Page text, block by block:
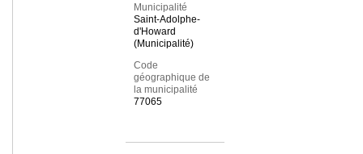
Municipalité
Saint-Adolphe-
d'Howard
(Municipalité)
Code
géographique de
la municipalité
77065